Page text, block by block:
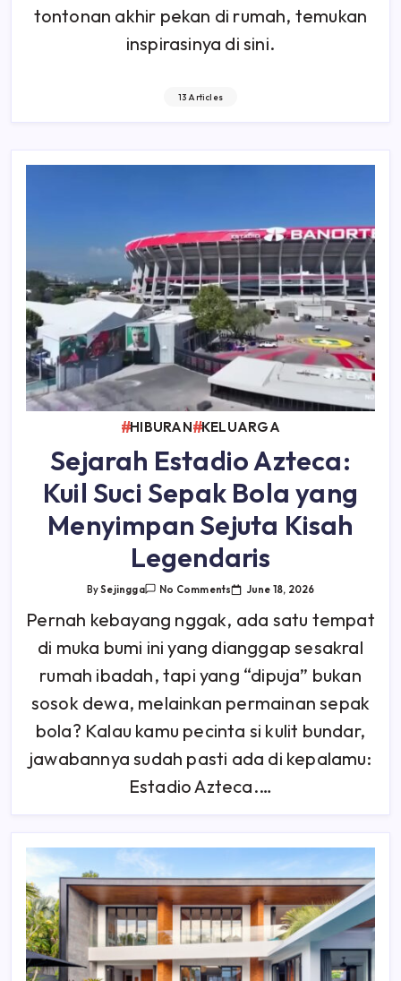
tontonan akhir pekan di rumah, temukan
inspirasinya di sini.
13 Articles
HIBURAN KELUARGA
Sejarah Estadio Azteca:
Kuil Suci Sepak Bola yang
Menyimpan Sejuta Kisah
Legendaris
BySejingga No CommentsOn
Estadio
Azteca:
Suci
Sepak
Bola
Yang
Sejuta
Legendaris
June 18, 2026
Pernah kebayang nggak, ada satu tempat
di muka bumi ini yang dianggap sesakral
rumah ibadah, tapi yang “dipuja” bukan
sosok dewa, melainkan permainan sepak
bola? Kalau kamu pecinta si kulit bundar,
jawabannya sudah pasti ada di kepalamu:
Estadio Azteca.…